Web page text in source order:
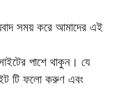
সময় করে আমাদের এই
পাশে থাকুন। যে
টি ফলো করুণ এবং